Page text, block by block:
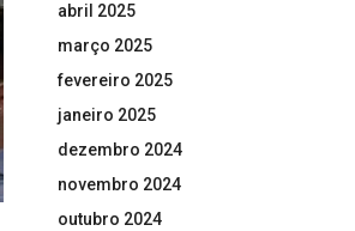
abril 2025
março 2025
fevereiro 2025
janeiro 2025
dezembro 2024
novembro 2024
outubro 2024